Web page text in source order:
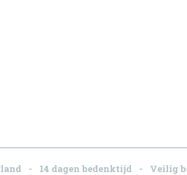
- 14 dagen bedenktijd - Veilig